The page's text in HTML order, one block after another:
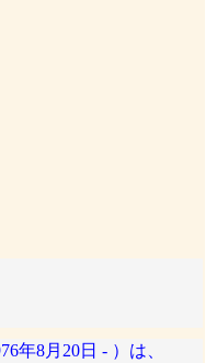
年8月20日 - ）は、